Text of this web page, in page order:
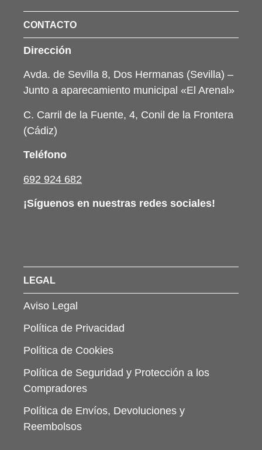
CONTACTO
Dirección
Avda. de Sevilla 8, Dos Hermanas (Sevilla) –
Junto a aparecamiento municipal «El Arenal»
C. Carril de la Fuente, 4, Conil de la Frontera
(Cádiz)
Teléfono
692 924 682
¡Síguenos en nuestras redes sociales!
LEGAL
Aviso Legal
Política de Privacidad
Política de Cookies
Política de Seguridad y Protección a los
Compradores
Política de Envíos, Devoluciones y
Reembolsos